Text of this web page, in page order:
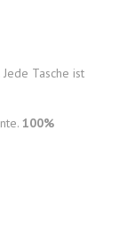
Tasche ist
100%